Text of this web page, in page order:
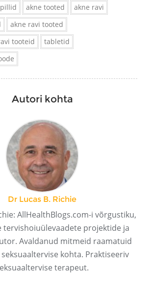
akne tooted
akne ravi
akne ravi tooted
tooteid
tabletid
Autori kohta
Dr Lucas B. Richie
AllHealthBlogs.com-i võrgustiku,
tervishoiuülevaadete projektide ja
Avaldanud mitmeid raamatuid
kohta. Praktiseeriv
terapeut.